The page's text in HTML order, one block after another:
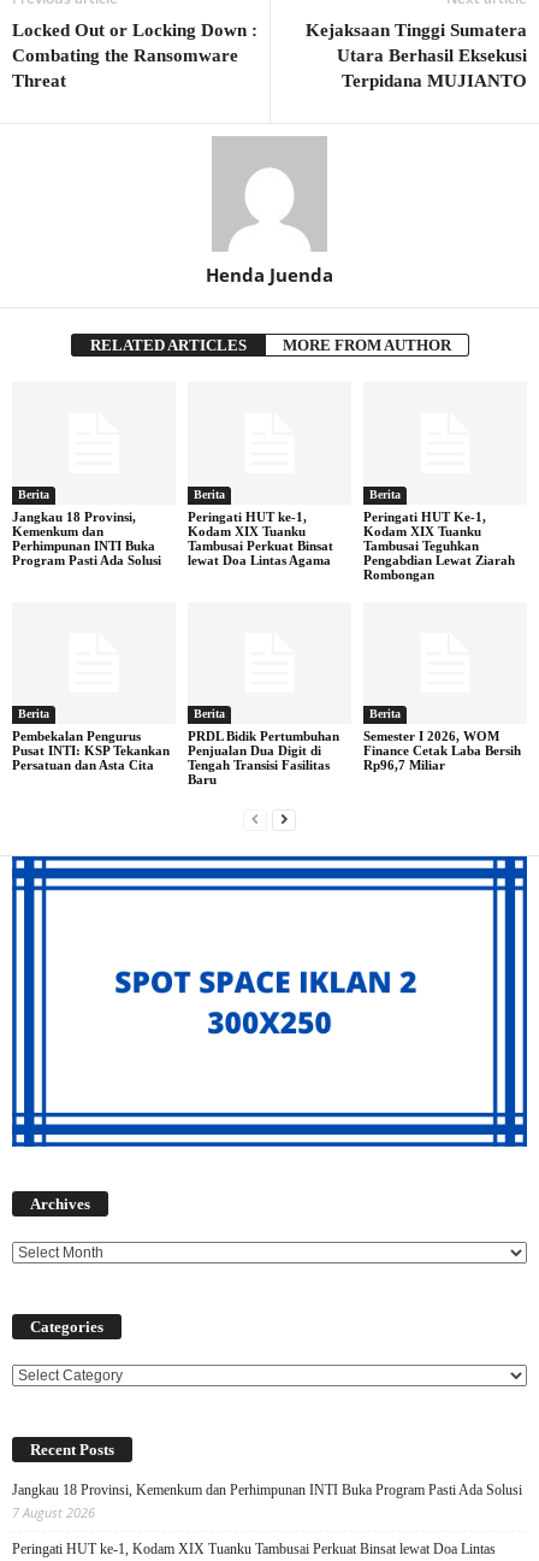
Locked Out or Locking Down :
Combating the Ransomware
Threat
Kejaksaan Tinggi Sumatera
Utara Berhasil Eksekusi
Terpidana MUJIANTO
Henda Juenda
RELATED ARTICLES MORE FROM AUTHOR
Berita
Jangkau 18 Provinsi,
Kemenkum dan
Perhimpunan INTI Buka
Program Pasti Ada Solusi
Berita
Peringati HUT ke-1,
Kodam XIX Tuanku
Tambusai Perkuat Binsat
lewat Doa Lintas Agama
Berita
Peringati HUT Ke-1,
Kodam XIX Tuanku
Tambusai Teguhkan
Pengabdian Lewat Ziarah
Rombongan
Berita
Pembekalan Pengurus
Pusat INTI: KSP Tekankan
Persatuan dan Asta Cita
Berita
PRDL Bidik Pertumbuhan
Penjualan Dua Digit di
Tengah Transisi Fasilitas
Baru
Berita
Semester I 2026, WOM
Finance Cetak Laba Bersih
Rp96,7 Miliar
Archives
Categories
Categories
Recent Posts
Jangkau 18 Provinsi, Kemenkum dan Perhimpunan INTI Buka Program Pasti Ada Solusi
7 August 2026
Peringati HUT ke-1, Kodam XIX Tuanku Tambusai Perkuat Binsat lewat Doa Lintas